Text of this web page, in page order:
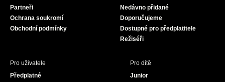
Partneři
Ochrana soukromí
Obchodní podmínky
Nedávno přidané
Doporučujeme
Dostupné pro předplatitele
Režiséři
Pro uživatele
Předplatné
Pro dítě
Junior